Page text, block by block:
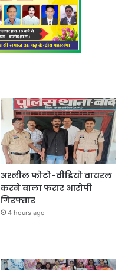
अश्लील फोटो-वीडियो वायरल
करने वाला फरार आरोपी
गिरफ्तार
4 hours ago